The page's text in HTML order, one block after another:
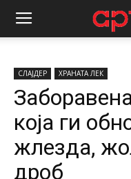
СЛАЈДЕР ХРАНАТА ЛЕК
која ги
жлезда,
дроб